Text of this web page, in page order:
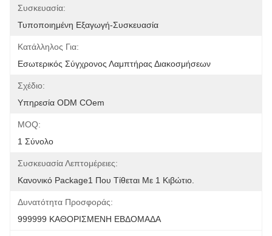
Συσκευασία:
Τυποποιημένη Εξαγωγή-Συσκευασία
Κατάλληλος Για:
Εσωτερικός Σύγχρονος Λαμπτήρας Διακοσμήσεων
Σχέδιο:
Υπηρεσία ODM COem
MOQ:
1 Σύνολο
Συσκευασία Λεπτομέρειες:
Κανονικό Package1 Που Τίθεται Με 1 Κιβώτιο.
Δυνατότητα Προσφοράς:
999999 ΚΑΘΟΡΙΣΜΕΝΗ ΕΒΔΟΜΑΔΑ